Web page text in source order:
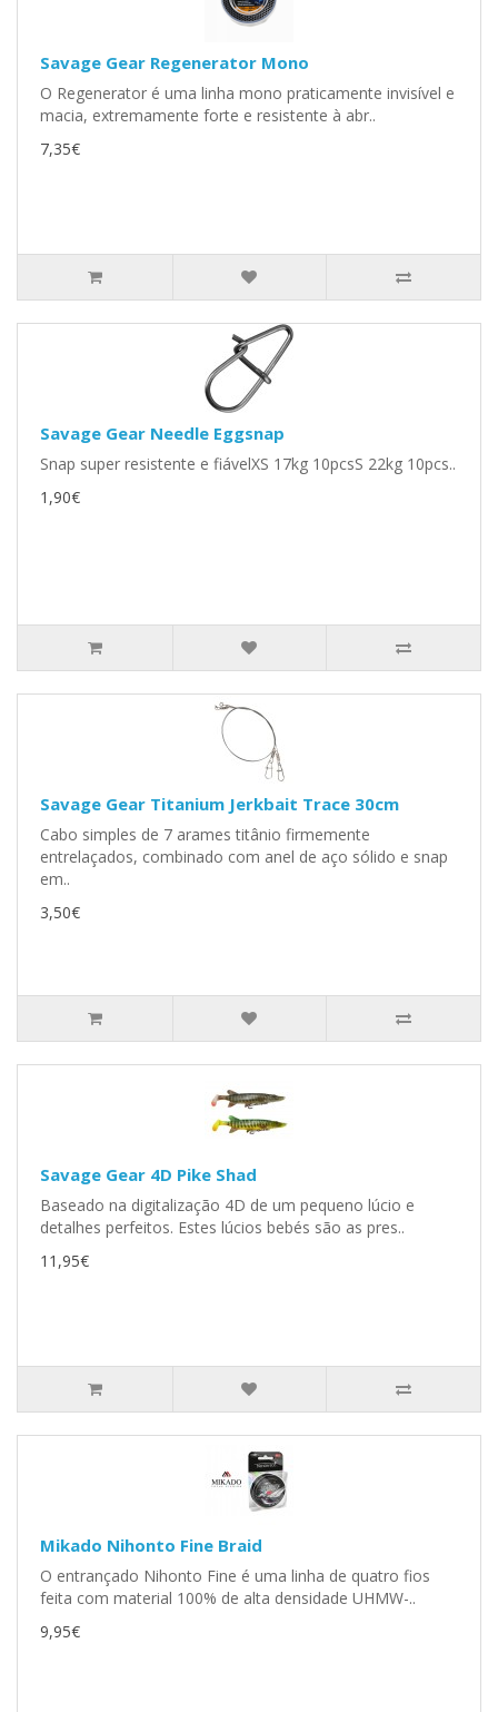
Savage Gear Regenerator Mono
O Regenerator é uma linha mono praticamente invisível e
macia, extremamente forte e resistente à abr..
7,35€
Savage Gear Needle Eggsnap
Snap super resistente e fiávelXS 17kg 10pcsS 22kg 10pcs..
1,90€
Savage Gear Titanium Jerkbait Trace 30cm
Cabo simples de 7 arames titânio firmemente
entrelaçados, combinado com anel de aço sólido e snap
em..
3,50€
Savage Gear 4D Pike Shad
Baseado na digitalização 4D de um pequeno lúcio e
detalhes perfeitos. Estes lúcios bebés são as pres..
11,95€
Mikado Nihonto Fine Braid
O entrançado Nihonto Fine é uma linha de quatro fios
feita com material 100% de alta densidade UHMW-..
9,95€